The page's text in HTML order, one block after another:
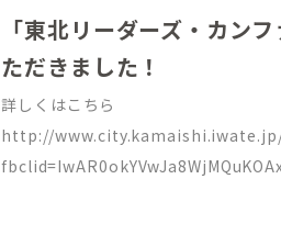
「東北リーダーズ・カン
ただきました！
詳しくはこちら
http://